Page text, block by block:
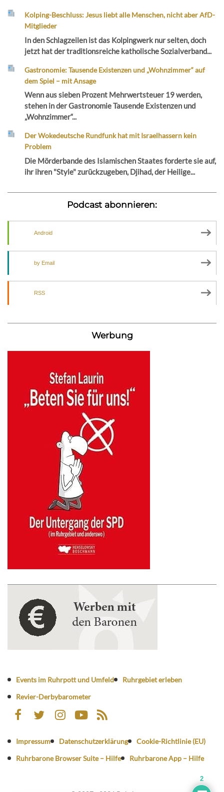
Kolping-Beschluss: Jesus liebt alle Menschen, nicht aber AfD-
Mitglieder
In den Schlagzeilen ist das Kolpingwerk nur selten, doch
jetzt hat der traditionsreiche katholische Sozialverband...
Gastronomie: Tausende Existenzen und „Wohnzimmer“ auf
dem Spiel – mit Ansage
Wenn aus sieben Prozent Mehrwertsteuer 19 werden,
stehen in der Gastronomie Tausende Existenzen und
„Wohnzimmer“...
Der Wokedeutsche Rundfunk hat mit Israelhassern kein
Problem
Die Mörderbande des Islamischen Staates forderte sie auf,
ihr ihren "Style" zurückzugeben, Djihad, der Heilige...
Podcast abonnieren:
Android
by Email
RSS
Werbung
Events im Ruhrpott und Umfeld
Ruhrgebiet erleben
Revier-Derbybarometer
Impressum Datenschutzerklärung
Cookie-Richtlinie (EU)
Ruhrbarone Browser Suite – Hilfe
Ruhrbarone App – Hilfe
2